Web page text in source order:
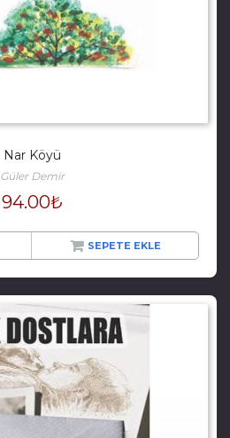
Nar Köyü
Güler Demir
94.00₺
SEPETE EKLE